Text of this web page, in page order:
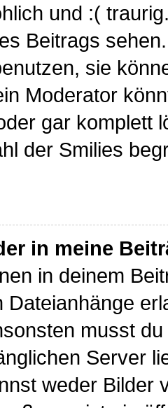
und :(
Beitrags
sie
Moderator
gar komplett
der Smilies
in meine
in deinem
Dateianhänge
musst
Server
weder Bilder